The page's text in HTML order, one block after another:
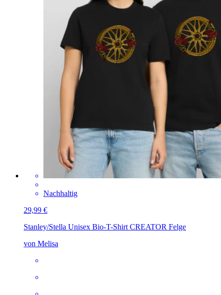
Nachhaltig
29,99 €
Stanley/Stella Unisex Bio-T-Shirt CREATOR Felge
von Melisa